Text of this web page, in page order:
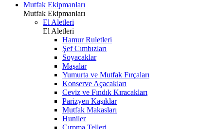
Mutfak Ekipmanları
Mutfak Ekipmanları
El Aletleri
El Aletleri
Hamur Ruletleri
Şef Cımbızları
Soyacaklar
Maşalar
Yumurta ve Mutfak Fırçaları
Konserve Açacakları
Ceviz ve Fındık Kıracakları
Parizyen Kaşıklar
Mutfak Makasları
Huniler
Çırpma Telleri